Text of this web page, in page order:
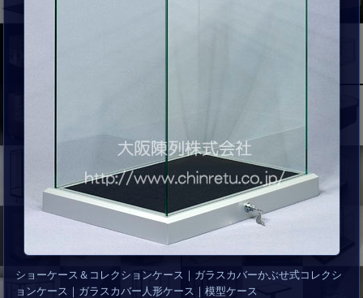
ショーケース＆コレクションケース｜ガラスカバーかぶせ式コレクシ
ョンケース｜ガラスカバー人形ケース｜模型ケース